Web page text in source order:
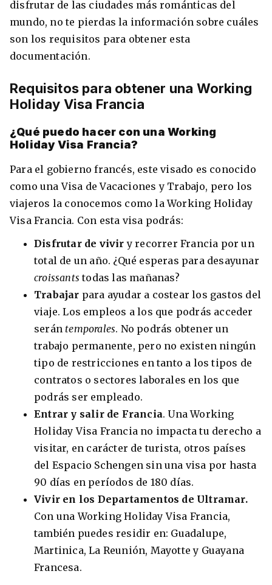
estudiantes y trabajadores cualificados
vacunados contra el Covid-19
Agustina Fontirroig 23/11/2021
8 ciudades para tomar cursos de inglés
intensivo
América
Brasil
Canadá
Estados Unidos
Ecuador
VER TODOS LOS PAÍSES
Estudia Inglés frente al Mediterráneo
Estudia un Bachelor de IT en Cork
Estudia Business en Auckland
Estudia Desarrollo Web en Toronto
ENVIAR
disfrutar de las ciudades más románticas del
mundo, no te pierdas la información sobre cuáles
son los requisitos para obtener esta
documentación.
Requisitos para obtener una Working
Holiday Visa Francia
¿Qué puedo hacer con una Working
Holiday Visa Francia?
Para el gobierno francés, este visado es conocido
como una Visa de Vacaciones y Trabajo, pero los
viajeros la conocemos como la Working Holiday
Visa Francia. Con esta visa podrás:
Disfrutar de vivir y recorrer Francia por un
total de un año. ¿Qué esperas para desayunar
croissants todas las mañanas?
Trabajar para ayudar a costear los gastos del
viaje. Los empleos a los que podrás acceder
serán temporales. No podrás obtener un
trabajo permanente, pero no existen ningún
tipo de restricciones en tanto a los tipos de
contratos o sectores laborales en los que
podrás ser empleado.
Entrar y salir de Francia. Una Working
Holiday Visa Francia no impacta tu derecho a
visitar, en carácter de turista, otros países
del Espacio Schengen sin una visa por hasta
90 días en períodos de 180 días.
Vivir en los Departamentos de Ultramar.
Con una Working Holiday Visa Francia,
también puedes residir en: Guadalupe,
Martinica, La Reunión, Mayotte y Guayana
Francesa.